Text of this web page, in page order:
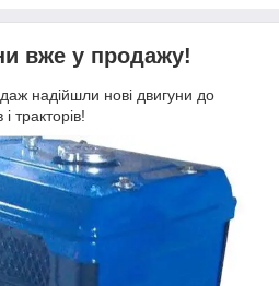
вже у продажу!
надійшли нові двигуни до
тракторів!